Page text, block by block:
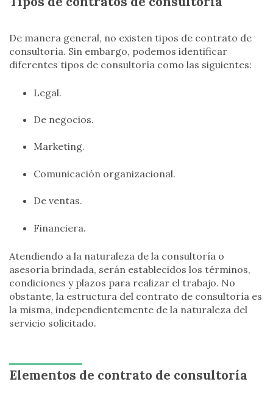
De manera general, no existen tipos de contrato de
consultoría. Sin embargo, podemos identificar
diferentes tipos de consultoría como las siguientes:
Legal.
De negocios.
Marketing.
Comunicación organizacional.
De ventas.
Financiera.
Atendiendo a la naturaleza de la consultoría o
asesoría brindada, serán establecidos los términos,
condiciones y plazos para realizar el trabajo. No
obstante, la estructura del contrato de consultoría es
la misma, independientemente de la naturaleza del
servicio solicitado.
Elementos de contrato de consultoría